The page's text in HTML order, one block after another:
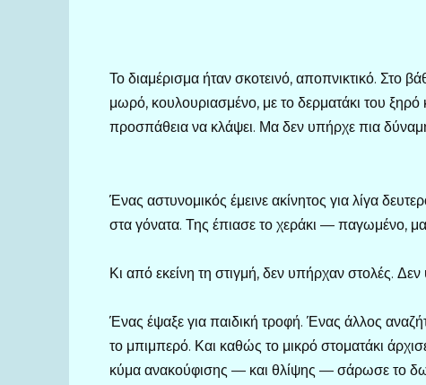
Το διαμέρισμα ήταν σκοτεινό, αποπνικτικό. Στο
μωρό, κουλουριασμένο, με το δερματάκι του
προσπάθεια να κλάψει. Μα δεν υπήρχε πια
Ένας αστυνομικός έμεινε ακίνητος για λίγα
στα γόνατα. Της έπιασε το χεράκι — παγωμένο,
Κι από εκείνη τη στιγμή, δεν υπήρχαν στολές.
Ένας έψαξε για παιδική τροφή. Ένας άλλος
το μπιμπερό. Και καθώς το μικρό στοματάκι
κύμα ανακούφισης — και θλίψης — σάρωσε το